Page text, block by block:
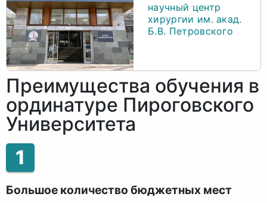
научный центр
хирургии им. акад.
Б.В. Петровского
Преимущества обучения в
ординатуре Пироговского
Университета
1
Большое количество бюджетных мест